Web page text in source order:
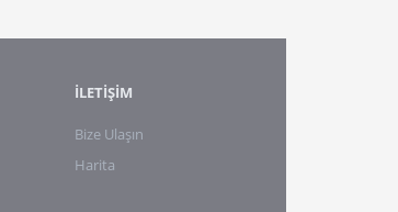
İLETİŞİM
Bize Ulaşın
Harita